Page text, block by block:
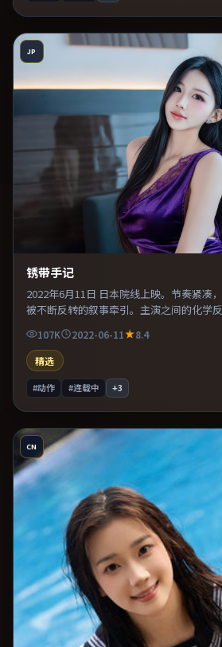
JP
锈带手记
2022年6月11日 日本院线上映。节奏紧凑
被不断反转的叙事牵引。主演之间的化学
力贯穿全片。适合喜欢现实主义题材的观
107K 2022-06-11
8.4
精选
#动作 #连载中 +3
CN